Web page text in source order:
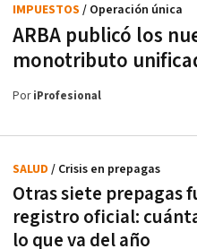
ARBA publicó los
monotributo
IMPUESTOS / Operación única
PoriProfesional
Otras siete prepagas
registro oficial:
lo que va del año
SALUD / Crisis en prepagas